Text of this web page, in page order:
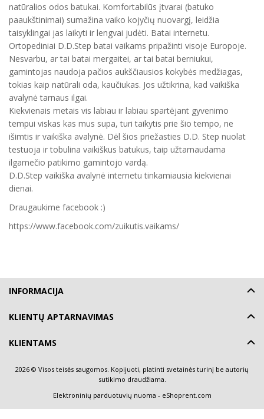
natūralios odos batukai. Komfortabilūs įtvarai (batuko
paaukštinimai) sumažina vaiko kojyčių nuovargį, leidžia
taisyklingai jas laikyti ir lengvai judėti. Batai internetu.
Ortopediniai D.D.Step batai vaikams pripažinti visoje Europoje.
Nesvarbu, ar tai batai mergaitei, ar tai batai berniukui,
gamintojas naudoja pačios aukščiausios kokybės medžiagas,
tokias kaip natūrali oda, kaučiukas. Jos užtikrina, kad vaikiška
avalynė tarnaus ilgai.
Kiekvienais metais vis labiau ir labiau spartėjant gyvenimo
tempui viskas kas mus supa, turi taikytis prie šio tempo, ne
išimtis ir vaikiška avalynė. Dėl šios priežasties D.D. Step nuolat
testuoja ir tobulina vaikiškus batukus, taip užtarnaudama
ilgamečio patikimo gamintojo vardą.
D.D.Step vaikiška avalynė internetu tinkamiausia kiekvienai
dienai.
Draugaukime facebook :)
https://www.facebook.com/zuikutis.vaikams/
INFORMACIJA
KLIENTŲ APTARNAVIMAS
KLIENTAMS
2026 © Visos teisės saugomos. Kopijuoti, platinti svetainės turinį be autorių
sutikimo draudžiama.
Elektroninių parduotuvių nuoma - eShoprent.com